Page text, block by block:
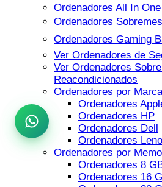
Ordenadores All In
Ordenadores
Ordenadores Gaming
Ver Ordenadores de
Ver Ordenadores
Reacondicionados
Ordenadores por Marca
Ordenadores
Ordenadores HP
Ordenadores Dell
Ordenadores
Ordenadores por
Ordenadores 8
Ordenadores 16